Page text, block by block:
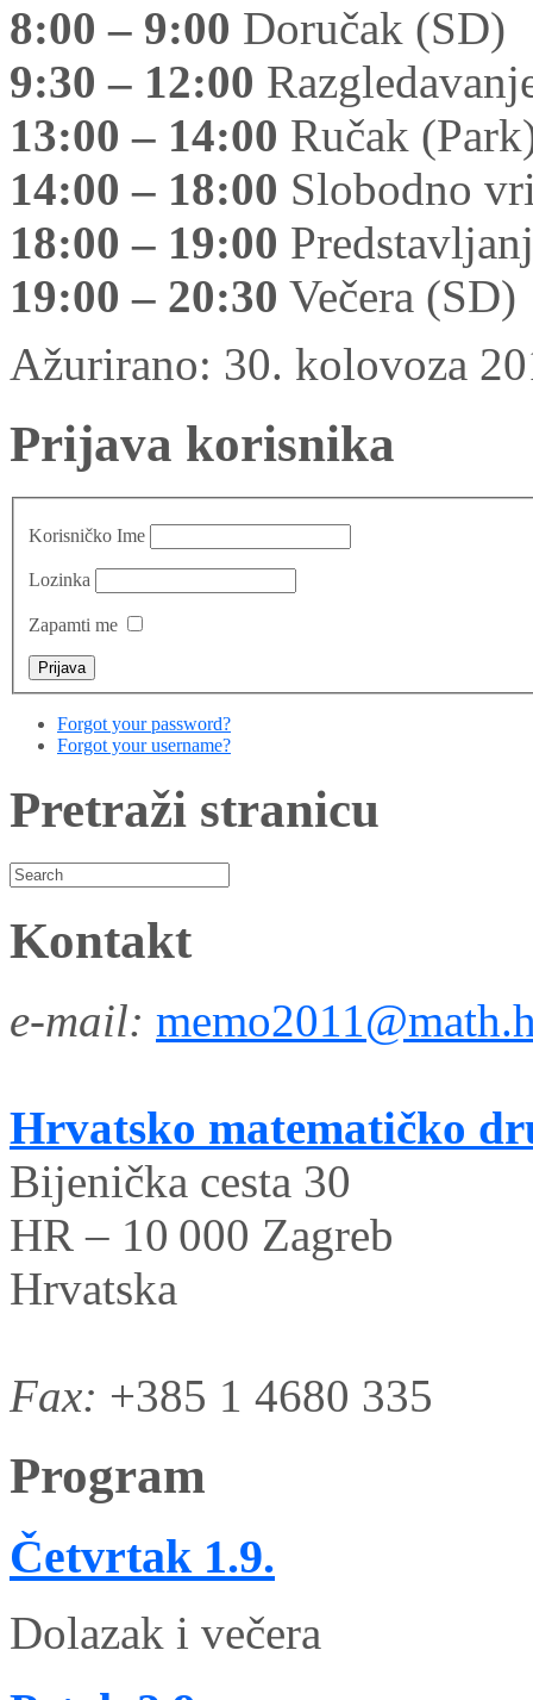
8:00 – 9:00 Doručak (SD)
9:30 – 12:00
13:00 – 14:00 Ručak
14:00 – 18:00 Slobodno
18:00 – 19:00
19:00 – 20:30 Večera (SD)
Ažurirano: 30. kolovoza
Prijava korisnika
Korisničko Ime
Lozinka
Zapamti me
Forgot your password?
Forgot your username?
Pretraži stranicu
Kontakt
e-mail:
Hrvatsko matematičko
Bijenička cesta 30
HR – 10 000 Zagreb
Hrvatska
Fax: +385 1 4680 335
Program
Četvrtak 1.9.
Dolazak i večera